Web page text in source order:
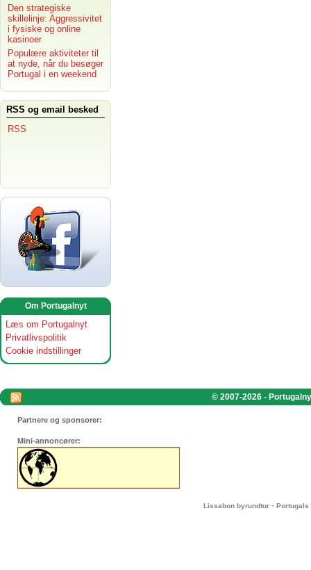
Den strategiske
skillelinje: Aggressivitet
i fysiske og online
kasinoer
Populære aktiviteter til
at nyde, når du besøger
Portugal i en weekend
RSS og email besked
RSS
Om Portugalnyt
Læs om Portugalnyt
Privatlivspolitik
Cookie indstillinger
© 2007-2026 -
Partnere og sponsorer:
Mini-annoncører:
Lissabon byrundtur - Portugals